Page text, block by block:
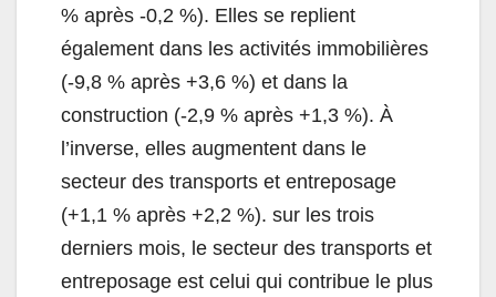
% après ‑0,2 %). Elles se replient
également dans les activités immobilières
(‑9,8 % après +3,6 %) et dans la
construction (‑2,9 % après +1,3 %). À
l’inverse, elles augmentent dans le
secteur des transports et entreposage
(+1,1 % après +2,2 %). sur les trois
derniers mois, le secteur des transports et
entreposage est celui qui contribue le plus